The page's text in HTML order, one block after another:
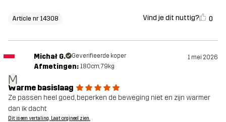
Article nr 14308 Vind je dit nuttig? 0
M
Michał G. Geverifieerde koper 1 mei 2026
Afmetingen: 180cm, 79kg
Warme basislaag
Ze passen heel goed, beperken de beweging niet en zijn warmer
dan ik dacht
Dit is een vertaling. Laat orgineel zien.